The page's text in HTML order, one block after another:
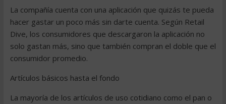
La compañía cuenta con una aplicación que quizás te pueda
hacer gastar un poco más sin darte cuenta. Según Retail
Dive, los consumidores que descargaron la aplicación no
solo gastan más, sino que también compran el doble que el
consumidor promedio.
Artículos básicos hasta el fondo
La mayoría de los artículos de uso cotidiano como el pan o